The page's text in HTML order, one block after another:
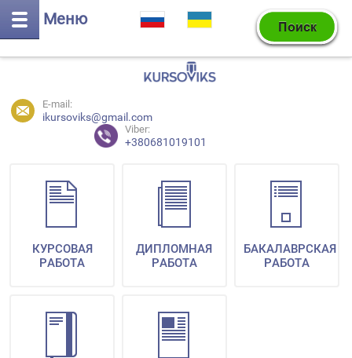
Меню
E-mail:
ikursoviks@gmail.com
Viber:
+380681019101
КУРСОВАЯ
РАБОТА
ДИПЛОМНАЯ
РАБОТА
БАКАЛАВРСКАЯ
РАБОТА